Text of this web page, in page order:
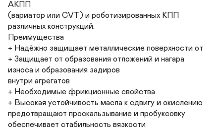
АКПП
(вариатор или CVT) и роботизированных КПП
различных конструкций.
Преимущества
+ Надёжно защищает металлические поверхности от
+ Защищает от образования отложений и нагара
износа и образования задиров
внутри агрегатов
+ Необходимые фрикционные свойства
+ Высокая устойчивость масла к сдвигу и окислению
предотвращают проскальзывание и пробуксовку
обеспечивает стабильность вязкости